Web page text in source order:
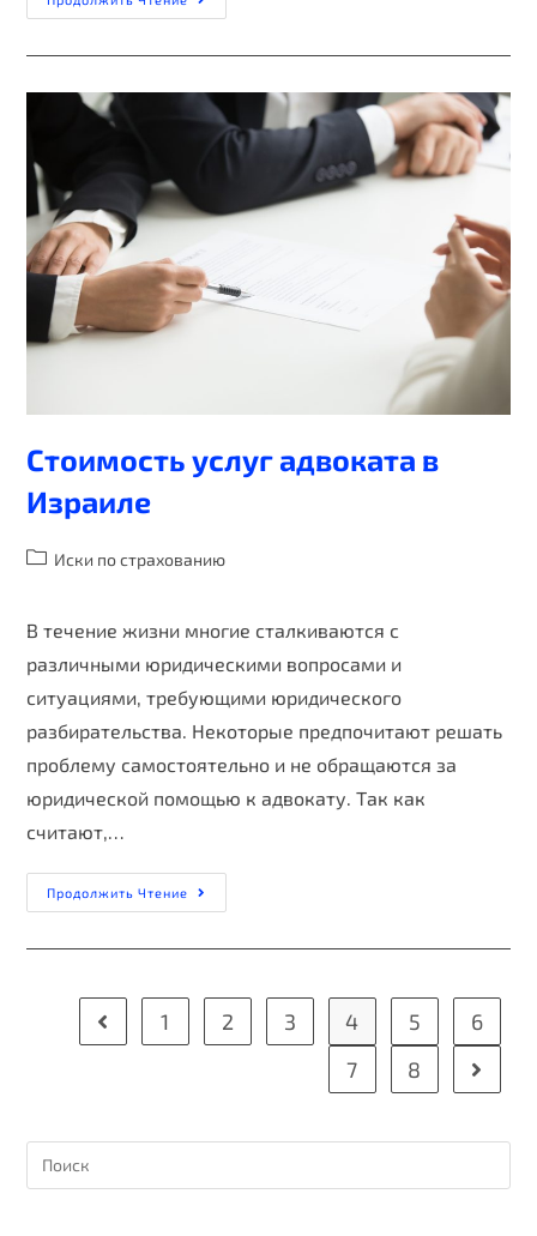
Стоимость услуг адвоката в
Израиле
Иски по страхованию
В течение жизни многие сталкиваются с
различными юридическими вопросами и
ситуациями, требующими юридического
разбирательства. Некоторые предпочитают решать
проблему самостоятельно и не обращаются за
юридической помощью к адвокату. Так как
считают,…
Продолжить Чтение
1 2 3 4 5
6
7
8